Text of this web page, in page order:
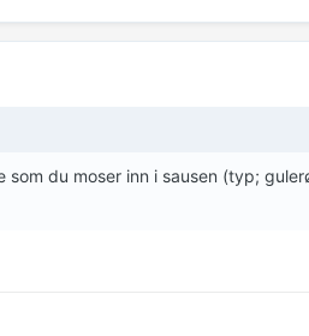
du moser inn i sausen (typ;